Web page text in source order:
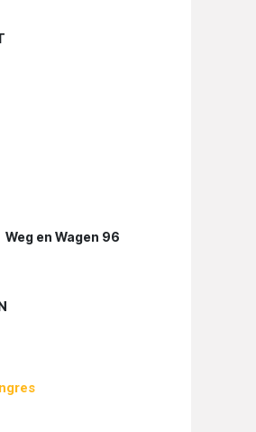
Weg en Wagen 96